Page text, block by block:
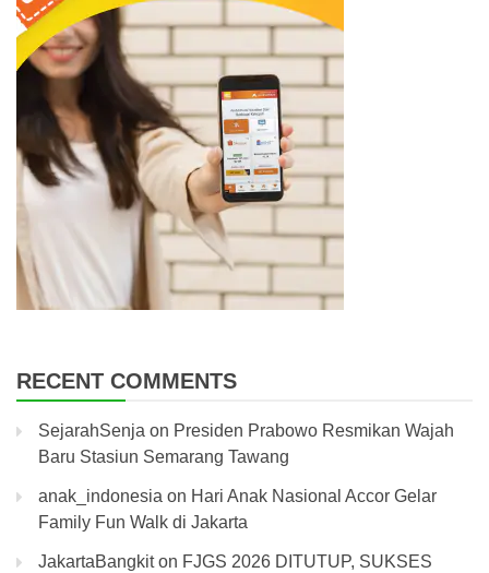
RECENT COMMENTS
SejarahSenja on Presiden Prabowo Resmikan Wajah
Baru Stasiun Semarang Tawang
anak_indonesia on Hari Anak Nasional Accor Gelar
Family Fun Walk di Jakarta
JakartaBangkiton FJGS 2026 DITUTUP, SUKSES